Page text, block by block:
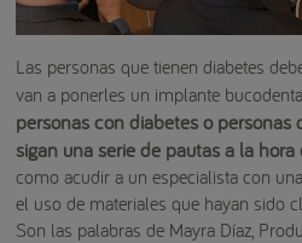
Las personas que tienen diabetes
van a ponerles un implante
personas con diabetes o personas
sigan una serie de pautas a la
como acudir a un especialista con
el uso de materiales que hayan sido
Son las palabras de Mayra Díaz,